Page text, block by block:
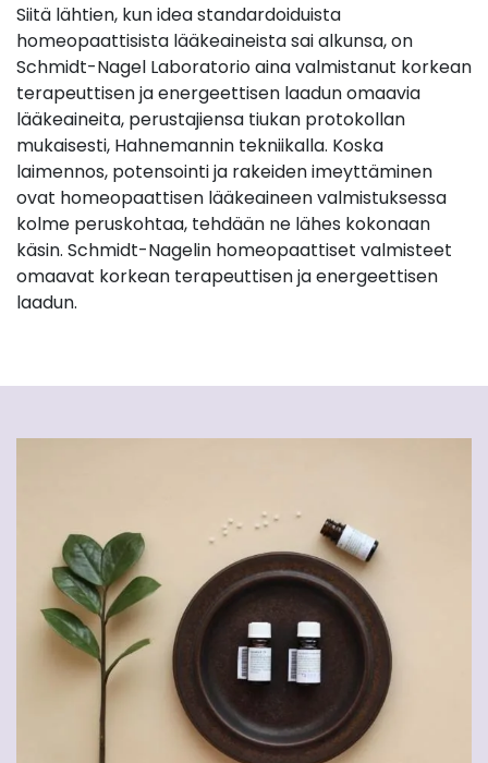
Siitä lähtien, kun idea standardoiduista
homeopaattisista lääkeaineista sai alkunsa, on
Schmidt-Nagel Laboratorio aina valmistanut korkean
terapeuttisen ja energeettisen laadun omaavia
lääkeaineita, perustajiensa tiukan protokollan
mukaisesti, Hahnemannin tekniikalla. Koska
laimennos, potensointi ja rakeiden imeyttäminen
ovat homeopaattisen lääkeaineen valmistuksessa
kolme peruskohtaa, tehdään ne lähes kokonaan
käsin. Schmidt-Nagelin homeopaattiset valmisteet
omaavat korkean terapeuttisen ja energeettisen
laadun.